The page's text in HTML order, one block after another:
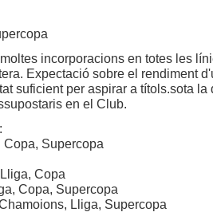
incorporacions en totes les
Expectació sobre el rendiment
suficient per aspirar a títols.sota
en el Club.
Supercopa
Copa
Copa, Supercopa
Lliga, Supercopa